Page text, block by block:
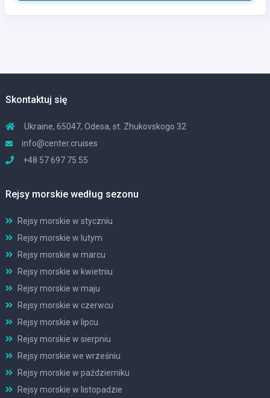
Skontaktuj się
Ukraine, 65047, Odesa, st. Zhukovskogo 32
info@center.cruises
+48 57 697 75 55
Rejsy morskie według sezonu
Rejsy morskie w styczniu
Rejsy morskie w lutym
Rejsy morskie w marcu
Rejsy morskie w kwietniu
Rejsy morskie w maju
Rejsy morskie w czerwcu
Rejsy morskie w lipcu
Rejsy morskie w sierpniu
Rejsy morskie we wrześniu
Rejsy morskie w październiku
Rejsy morskie w listopadzie